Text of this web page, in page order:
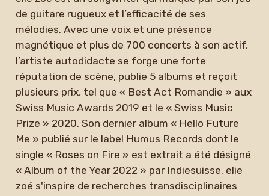
de guitare rugueux et l’efficacité de ses
mélodies. Avec une voix et une présence
magnétique et plus de 700 concerts à son actif,
l’artiste autodidacte se forge une forte
réputation de scène, publie 5 albums et reçoit
plusieurs prix, tel que « Best Act Romandie » aux
Swiss Music Awards 2019 et le « Swiss Music
Prize » 2020. Son dernier album « Hello Future
Me » publié sur le label Humus Records dont le
single « Roses on Fire » est extrait a été désigné
« Album of the Year 2022 » par Indiesuisse. elie
zoé s'inspire de recherches transdisciplinaires